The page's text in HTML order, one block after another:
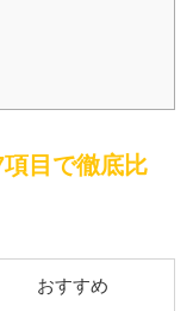
目で徹底比
おすすめ